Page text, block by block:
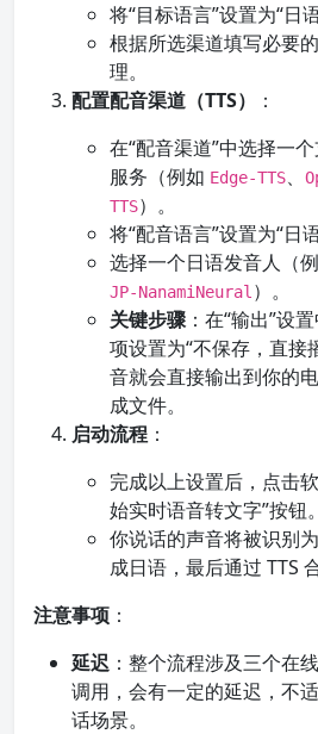
将“目标语言”设置为“日语
根据所选渠道填写必要
理。
配置配音渠道（TTS）
：
在“配音渠道”中选择一
服务（例如 Edge-TTS、
TTS）。
将“配音语言”设置为“日语
选择一个日语发音人（
JP-NanamiNeural ）。
关键步骤：在“输出”设
项设置为“不保存，直接
音就会直接输出到你的
成文件。
启动流程 ：
完成以上设置后，点击
始实时语音转文字”按钮。
你说话的声音将被识别
成日语，最后通过 TTS
注意事项 ：
延迟 ：整个流程涉及三个在
调用，会有一定的延迟，不
话场景。